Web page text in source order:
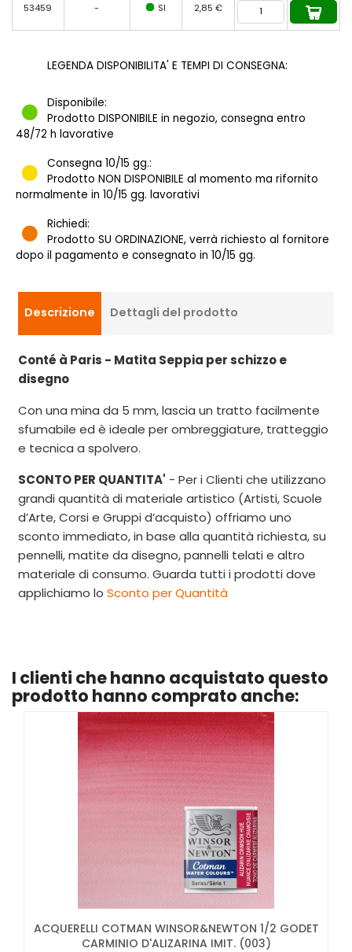
53459 - SI 2,85 €
LEGENDA DISPONIBILITA' E TEMPI DI CONSEGNA:
Disponibile:
Prodotto DISPONIBILE in negozio, consegna entro
48/72 h lavorative
Consegna 10/15 gg.:
Prodotto NON DISPONIBILE al momento ma rifornito
normalmente in 10/15 gg. lavorativi
Richiedi:
Prodotto SU ORDINAZIONE, verrà richiesto al fornitore
dopo il pagamento e consegnato in 10/15 gg.
Descrizione Dettagli del prodotto
Conté à Paris - Matita Seppia per schizzo e
disegno
Con una mina da 5 mm, lascia un tratto facilmente
sfumabile ed è ideale per ombreggiature, tratteggio
e tecnica a spolvero.
SCONTO PER QUANTITA' - Per i Clienti che utilizzano
grandi quantità di materiale artistico (Artisti, Scuole
d’Arte, Corsi e Gruppi d’acquisto) offriamo uno
sconto immediato, in base alla quantità richiesta, su
pennelli, matite da disegno, pannelli telati e altro
materiale di consumo. Guarda tutti i prodotti dove
applichiamo lo Sconto per Quantità
I clienti che hanno acquistato questo
prodotto hanno comprato anche:
ACQUERELLI COTMAN WINSOR&NEWTON 1/2 GODET
CARMINIO D'ALIZARINA IMIT. (003)